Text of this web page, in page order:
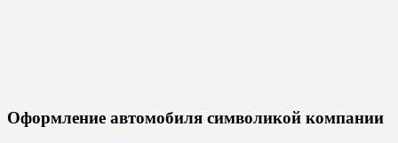
Оформление автомобиля символикой компании